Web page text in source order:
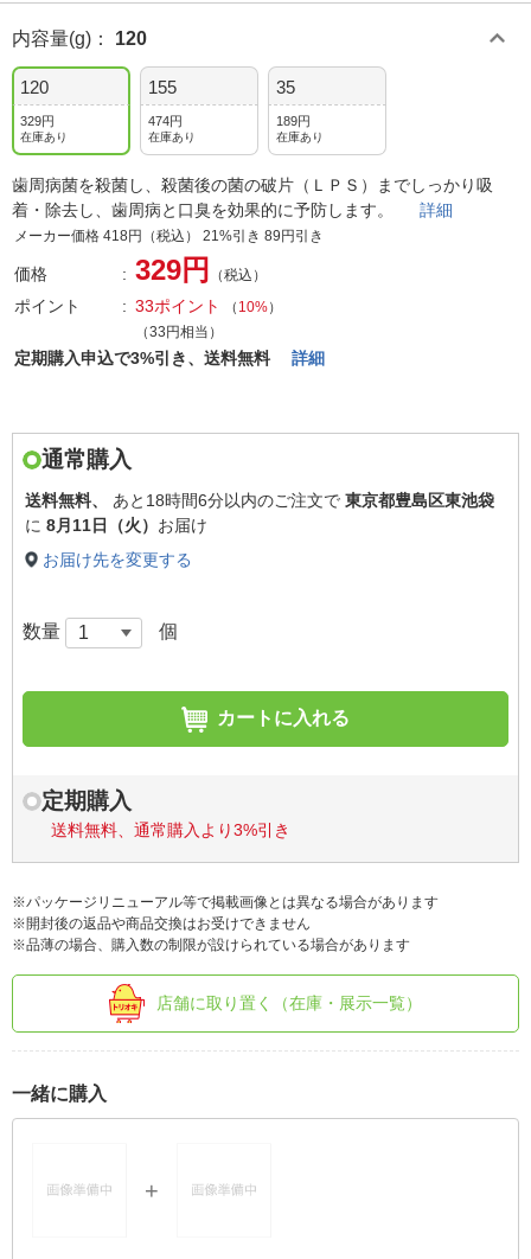
内容量(g) ： 120
120
329円
在庫あり
155
474円
在庫あり
35
189円
在庫あり
歯周病菌を殺菌し、殺菌後の菌の破片（ＬＰＳ）までしっかり吸
着・除去し、歯周病と口臭を効果的に予防します。 詳細
メーカー価格 418円（税込） 21%引き 89円引き
価格 329円 （税込）
ポイント 33ポイント （ 10%）
（33円相当）
定期購入申込で3%引き、送料無料 詳細
通常購入
送料無料、 あと 18時間6分以内のご注文で 東京都豊島区東池袋
に 8月11日（火） お届け
お届け先を変更する
数量 個
カートに入れる
定期購入
送料無料、通常購入より3%引き
※パッケージリニューアル等で掲載画像とは異なる場合があります
※開封後の返品や商品交換はお受けできません
※品薄の場合、購入数の制限が設けられている場合があります
店舗に取り置く（在庫・展示一覧）
一緒に購入